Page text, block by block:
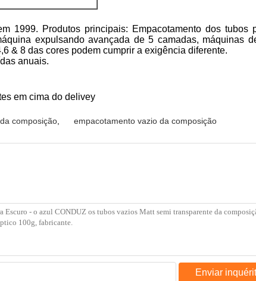
1999. Produtos principais: Empacotamento dos
expulsando avançada de 5 camadas, máquinas
& 8 das cores podem cumprir a exigência diferente.
anuais.
em cima do delivey
composição empacotamento vazio da composição
Enviar